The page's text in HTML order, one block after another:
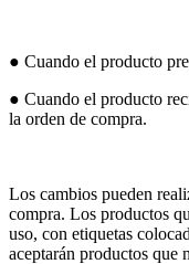
● Cuando el producto
● Cuando el producto
la orden de compra.
Los cambios pueden
compra. Los productos
uso, con etiquetas
aceptarán productos que